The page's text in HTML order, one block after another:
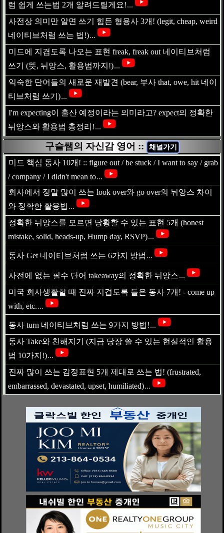
럼 쉽게 쓰는법 2개 알려드릴게요!...
사전상 의미만 알면 쓰기 힘든 형용사 3개! (legit, cheap, weird
네이티브처럼 쓰는 법!)...
미드에 지겹도록 나오는 표현 freak, freak out 네이티브처럼
쓰기 (뜻, 뉘앙스, 활용법까지!)...
익숙한 단어들의 새로운 재발견 (bear, 부사 that, owe, hit 네이
티브처럼 쓰기)...
I'm expecting이 출산 예정이라는 의미라고? expect의 정확한
뉘앙스와 활용법 총정리!...
구슬쌤의 자신감 영어 :: 채널가기
미드 핵심 동사 10개! :: figure out / be stuck / I want to say / grab
/ company / I didn't mean to...
회사에서 정말 많이 쓰는 look over와 go over의 뉘앙스 차이
와 정확한 활용법 ...
정확한 뉘앙스를 모르면 당황할 수 있는 표현 5개 (honest
mistake, solid, heads-up, Hump day, RSVP)...
동사 Get 네이티브처럼 쓰는 6가지 방법 ...
사전에 없는 필수 단어 takeaway의 정확한 뉘앙스...
미국 회사생활할 때 진짜 지겹도록 들은 동사 7개! - come up
with, etc....
동사 turn 네이티브처럼 쓰는 9가지 방법!...
동사 Take와 친해지기 (지금 당장 쓸 수 있는 현실적인 활용
법 10가지!)...
진짜 많이 쓰는 감정표현 5개 제대로 쓰는 법! (frustrated,
embarrassed, devastated, upset, humiliated)...